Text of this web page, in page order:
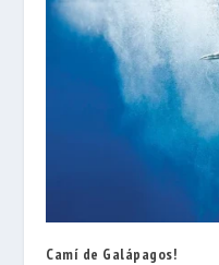
Camí de Galápagos!